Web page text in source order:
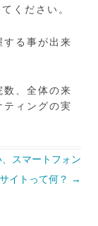
ください。
る事が出来
、全体の来
ィングの実
スマートフォン
サイトって何？ →